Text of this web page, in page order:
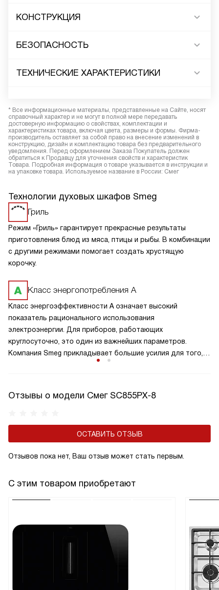
КОНСТРУКЦИЯ
БЕЗОПАСНОСТЬ
ТЕХНИЧЕСКИЕ ХАРАКТЕРИСТИКИ
* Все информационные материалы, представленные на Сайте, носят
справочный характер и не могут в полной мере передавать
достоверную информацию о свойствах, комплектации и
характеристиках товара, включая цвета, размеры и формы. Фирма-
производитель оставляет за собой право на внесение изменений в
конструкцию, дизайн и комплектацию товара без предварительного
уведомления. Перед оформлением Заказа Покупатель должен
обратиться к Продавцу для уточнения свойств и характеристик
Товара. Подробная информация о товаре указывается в инструкции и
на упаковке товара. Используемое название в России: Смег
Технологии духовых шкафов Smeg
Гриль
Режим «Гриль» гарантирует прекрасные результаты
приготовления блюд из мяса, птицы и рыбы. В комбинации
с другими режимами помогает создать хрустящую
корочку.
Класс энергопотребления А
Класс энергоэффективности А означает высокий
показатель рационального использования
электроэнергии. Для приборов, работающих
круглосуточно, это один из важнейших параметров.
Компания Smeg прикладывает большие усилия для того,
Отзывы о модели Смег SC855PX-8
ОСТАВИТЬ ОТЗЫВ
Отзывов пока нет, Ваш отзыв может стать первым.
С этим товаром приобретают